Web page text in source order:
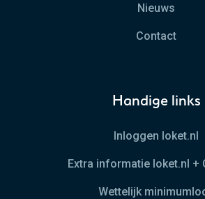
Nieuws
Contact
Handige links
Inloggen loket.nl
Extra informatie loket.nl +
Wettelijk